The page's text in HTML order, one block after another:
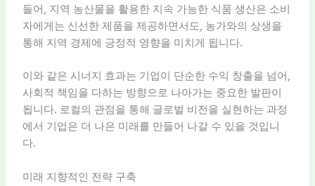
들어, 지역 농산물을 활용한 지속 가능한 식품 생산은 소비
자에게는 신선한 제품을 제공하면서도, 농가와의 상생을
통해 지역 경제에 긍정적 영향을 미치게 됩니다.
이와 같은 시너지 효과는 기업이 단순한 수익 창출을 넘어,
사회적 책임을 다하는 방향으로 나아가는 중요한 발판이
됩니다. 로컬의 관점을 통해 글로벌 비전을 실현하는 과정
에서 기업은 더 나은 미래를 만들어 나갈 수 있을 것입니
다.
미래 지향적인 전략 구축